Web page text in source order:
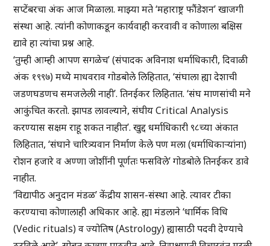
सप्टेंबरचा अंक आज मिळाला. माझ्या मते ‘महाराष्ट्र फौंडेशन’ खाजगी
संस्था आहे. त्यांनी कोणाकडून कार्यवाही करवावी व कोणाला बक्षिस
द्यावे हा त्यांचा प्रश्न आहे.
‘तुम्ही आम्ही आपण सगळेच’ (संपादक अविनाश धर्माधिकारी, दिवाळी
अंक १९९७) मध्ये माधवराव गोडबोले लिहितात, ‘संघाला ह्या देशाची
जडणघडणच समजलेली नाही’. तिनईकर लिहितात. ‘संघ माणसांची मने
आकुंचित करतो. झापड लावल्याने, संघीय Critical Analysis
करण्यास सक्षम राहू शकत नाहीत’. खुद्द धर्माधिकारी ९८च्या अंकात
लिहितात, ‘संघाने चारित्र्यवान निर्माण केले पण मला (धर्माधिकाऱ्यांना)
रोशन हजारे व अण्णा जोशींनी पूर्णतः फसविले’ गोडबोले तिनईकर डावे
नाहीत.
‘विद्यापीठ अनुदान मंडळ’ केंद्रीय शासन-संस्था आहे. त्यावर टीका
करण्याचा कोणालाही अधिकार आहे. ह्या मंडलाने ‘धार्मिक विधि
(Vedic rituals) व ज्योतिष (Astrology) ह्यासाठी पदवी देण्याचे